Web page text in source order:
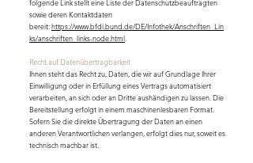
folgende Link stellt eine Liste der Datenschutzbeauftragten
sowie deren Kontaktdaten
bereit:https://www.bfdi.bund.de/DE/Infothek/Anschriften_Lin
ks/anschriften_links-node.html
Recht auf Datenübertragbarkeit
Ihnen steht das Recht zu, Daten, die wir auf Grundlage Ihrer
Einwilligung oder in Erfüllung eines Vertrags automatisiert
verarbeiten, an sich oder an Dritte aushändigen zu lassen. Die
Bereitstellung erfolgt in einem maschinenlesbaren Format.
Sofern Sie die direkte Übertragung der Daten an einen
anderen Verantwortlichen verlangen, erfolgt dies nur, soweit es
technisch machbar ist.